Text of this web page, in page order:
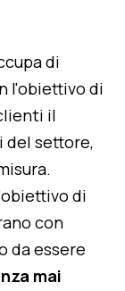
di
l'obiettivo di
il
settore,
di
con
da essere
mai